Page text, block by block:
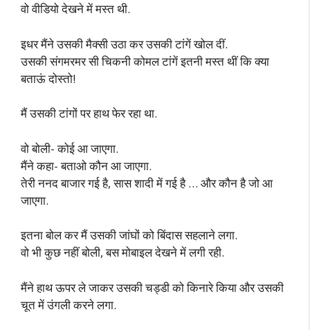
वो वीडियो देखने में मस्त थी.
इधर मैंने उसकी मैक्सी उठा कर उसकी टांगें खोल दीं.
उसकी संगमरमर सी चिकनी कोमल टांगें इतनी मस्त थीं कि क्या
बताऊं दोस्तो!
मैं उसकी टांगों पर हाथ फेर रहा था.
वो बोली- कोई आ जाएगा.
मैंने कहा- बताओ कौन आ जाएगा.
तेरी ननद बाजार गई है, सास शादी में गई है … और कौन है जो आ
जाएगा.
इतना बोल कर मैं उसकी जांघों को बिंदास सहलाने लगा.
वो भी कुछ नहीं बोली, बस मोबाइल देखने में लगी रही.
मैंने हाथ ऊपर ले जाकर उसकी चड्डी को किनारे किया और उसकी
चूत में उंगली करने लगा.